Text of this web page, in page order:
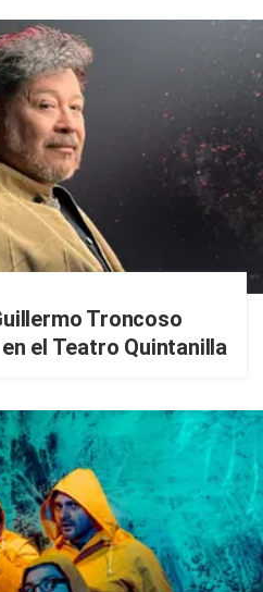
Troncoso
el Teatro Quintanilla